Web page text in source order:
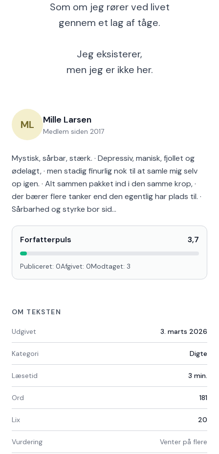
ML Mille Larsen
Medlem siden 2017
Mystisk, sårbar, stærk. · Depressiv, manisk, fjollet og
ødelagt, · men stadig finurlig nok til at samle mig selv
op igen. · Alt sammen pakket ind i den samme krop, ·
der bærer flere tanker end den egentlig har plads til. ·
Sårbarhed og styrke bor sid…
Forfatterpuls 3,7
Publiceret: 0Afgivet: 0Modtaget: 3
OM TEKSTEN
Udgivet 3. marts 2026
Kategori Digte
Læsetid 3 min.
Ord 181
Lix 20
Vurdering Venter på flere
Som om jeg rører ved livet
gennem et lag af tåge.
Jeg eksisterer,
men jeg er ikke her.